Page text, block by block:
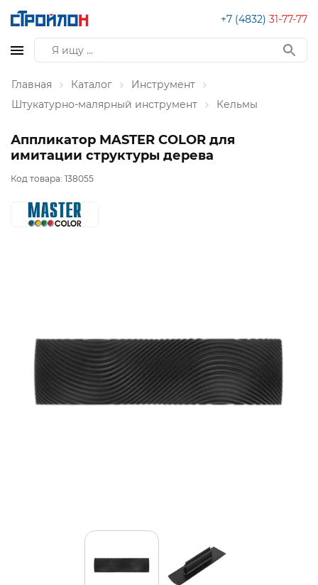
+7 (4832) 31-77-77
Главная Каталог
Инструмент
Штукатурно-малярный инструмент
Кельмы
Аппликатор MASTER COLOR для
имитации структуры дерева
Код товара: 138055